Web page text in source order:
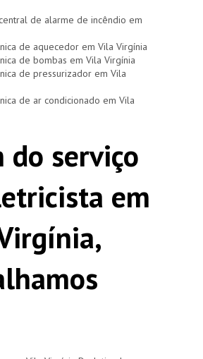
de alarme de incêndio em
de aquecedor em Vila Virgínia
de bombas em Vila Virgínia
de pressurizador em Vila
de ar condicionado em Vila
do serviço
em